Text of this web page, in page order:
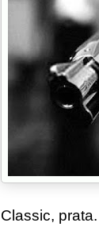
Classic,